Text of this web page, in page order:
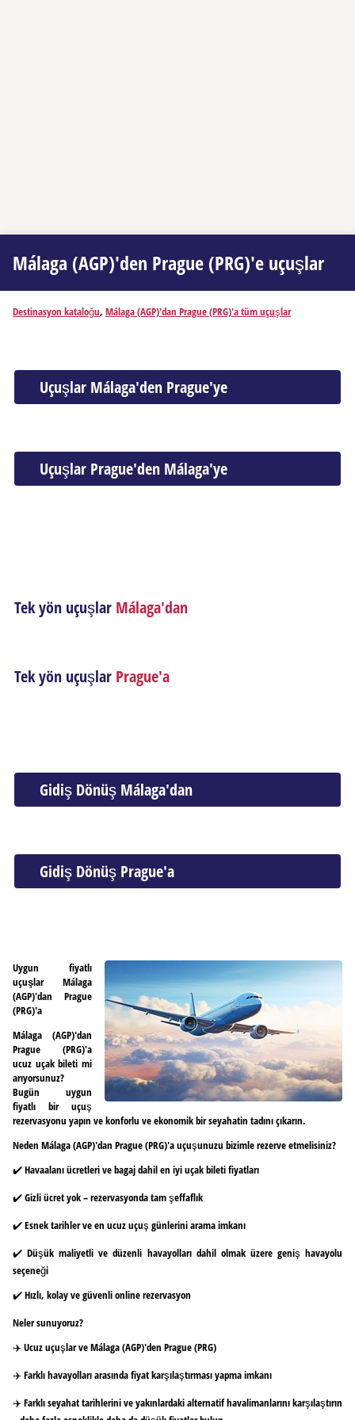
Málaga (AGP)'den Prague (PRG)'e uçuşlar
Destinasyon kataloğu, Málaga (AGP)'dan Prague (PRG)'a tüm uçuşlar
Uçuşlar Málaga'den Prague'ye
Uçuşlar Prague'den Málaga'ye
Tek yön uçuşlar Málaga'dan
Tek yön uçuşlar Prague'a
Gidiş Dönüş Málaga'dan
Gidiş Dönüş Prague'a
Uygun fiyatlı
uçuşlar Málaga
(AGP)'dan Prague
(PRG)'a
Málaga (AGP)'dan
Prague (PRG)'a
ucuz uçak bileti mi
arıyorsunuz?
Bugün uygun
fiyatlı bir uçuş
rezervasyonu yapın ve konforlu ve ekonomik bir seyahatin tadını çıkarın.
Neden Málaga (AGP)'dan Prague (PRG)'a uçuşunuzu bizimle rezerve etmelisiniz?
✔️ Havaalanı ücretleri ve bagaj dahil en iyi uçak bileti fiyatları
✔️ Gizli ücret yok – rezervasyonda tam şeffaflık
✔️ Esnek tarihler ve en ucuz uçuş günlerini arama imkanı
✔️ Düşük maliyetli ve düzenli havayolları dahil olmak üzere geniş havayolu
seçeneği
✔️ Hızlı, kolay ve güvenli online rezervasyon
Neler sunuyoruz?
✈️ Ucuz uçuşlar ve Málaga (AGP)'den Prague (PRG)
✈️ Farklı havayolları arasında fiyat karşılaştırması yapma imkanı
✈️ Farklı seyahat tarihlerini ve yakınlardaki alternatif havalimanlarını karşılaştırın